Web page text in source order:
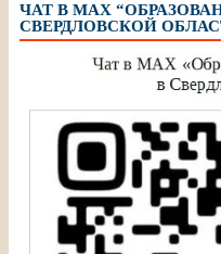
ЧАТ В МАХ
СВЕРДЛОВСКОЙ